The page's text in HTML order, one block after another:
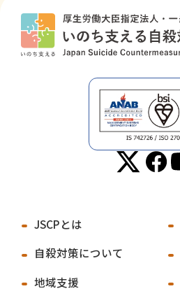
JSCPとは
自殺対策について
地域支援